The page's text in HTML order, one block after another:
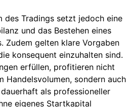
des Tradings setzt jedoch eine
und das Bestehen eines
Zudem gelten klare Vorgaben
konsequent einzuhalten sind.
erfüllen, profitieren nicht
Handelsvolumen, sondern auch
als professioneller
eigenes Startkapital